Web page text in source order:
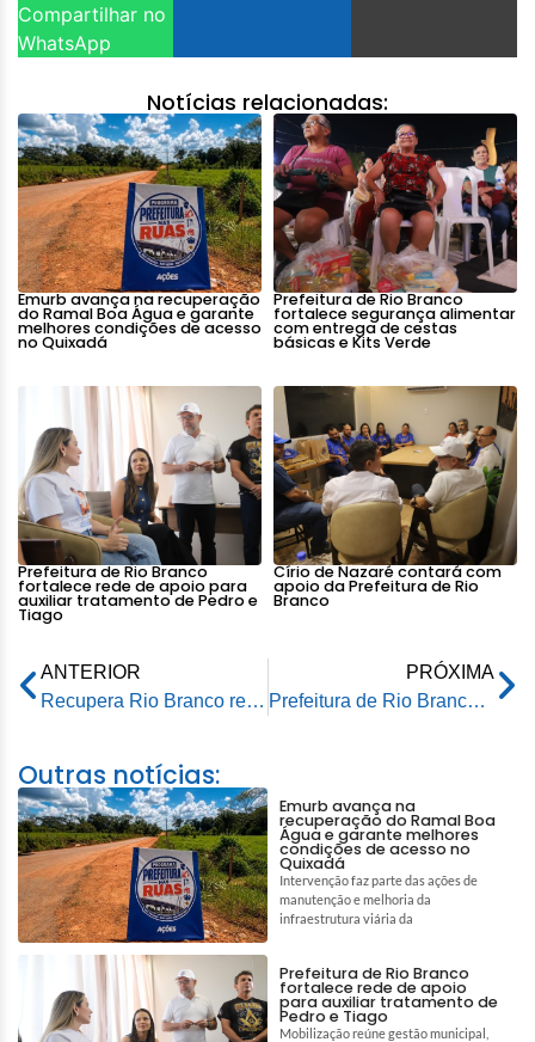
Compartilhar no
WhatsApp
Notícias relacionadas:
Emurb avança na recuperação
do Ramal Boa Água e garante
melhores condições de acesso
no Quixadá
Prefeitura de Rio Branco
fortalece segurança alimentar
com entrega de cestas
básicas e Kits Verde
Prefeitura de Rio Branco
fortalece rede de apoio para
auxiliar tratamento de Pedro e
Tiago
Círio de Nazaré contará com
apoio da Prefeitura de Rio
Branco
ANTERIOR
Recupera Rio Branco restaura dignidade e esperança de moradores da capital
PRÓXIMA
Prefeitura de Rio Branco anuncia retorno do Campeonato Intersecretarias Municipais Society 2023
Outras notícias:
Emurb avança na
recuperação do Ramal Boa
Água e garante melhores
condições de acesso no
Quixadá
Intervenção faz parte das ações de
manutenção e melhoria da
infraestrutura viária da
Prefeitura de Rio Branco
fortalece rede de apoio
para auxiliar tratamento de
Pedro e Tiago
Mobilização reúne gestão municipal,